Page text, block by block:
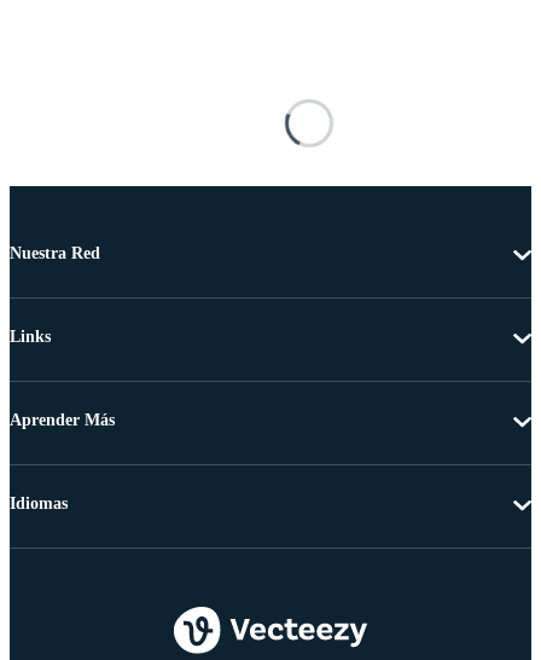
Nuestra Red
Links
Aprender Más
Idiomas